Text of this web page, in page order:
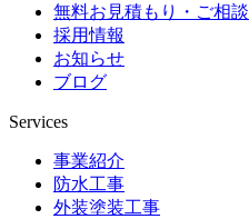
無料お見積もり・ご相談
採用情報
お知らせ
ブログ
Services
事業紹介
防水工事
外装塗装工事